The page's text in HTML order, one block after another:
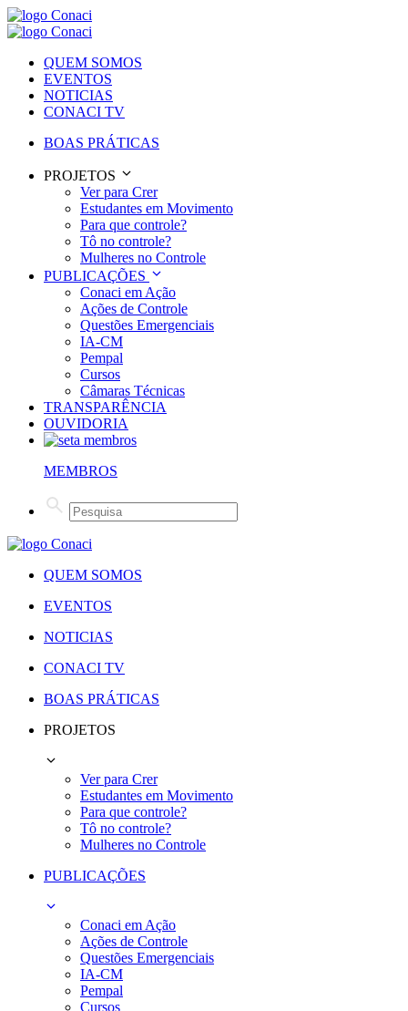
QUEM SOMOS
EVENTOS
NOTICIAS
CONACI TV
BOAS PRÁTICAS
PROJETOS
Ver para Crer
Estudantes em Movimento
Para que controle?
Tô no controle?
Mulheres no Controle
PUBLICAÇÕES
Conaci em Ação
Ações de Controle
Questões Emergenciais
IA-CM
Pempal
Cursos
Câmaras Técnicas
TRANSPARÊNCIA
OUVIDORIA
MEMBROS
QUEM SOMOS
EVENTOS
NOTICIAS
CONACI TV
BOAS PRÁTICAS
PROJETOS
Ver para Crer
Estudantes em Movimento
Para que controle?
Tô no controle?
Mulheres no Controle
PUBLICAÇÕES
Conaci em Ação
Ações de Controle
Questões Emergenciais
IA-CM
Pempal
Cursos